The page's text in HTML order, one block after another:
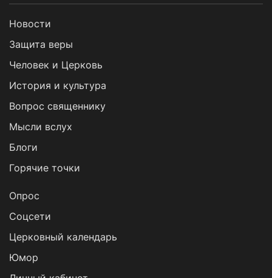
Новости
Защита веры
Человек и Церковь
История и культура
Вопрос священнику
Мысли вслух
Блоги
Горячие точки
Опрос
Cоцсети
Церковный календарь
Юмор